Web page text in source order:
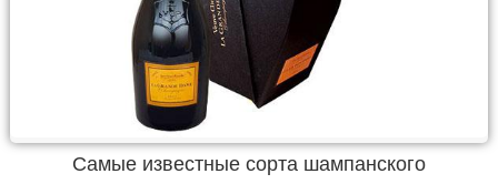
Самые известные сорта шампанского